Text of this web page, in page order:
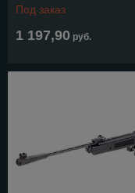
Под заказ
1 197,90 руб.